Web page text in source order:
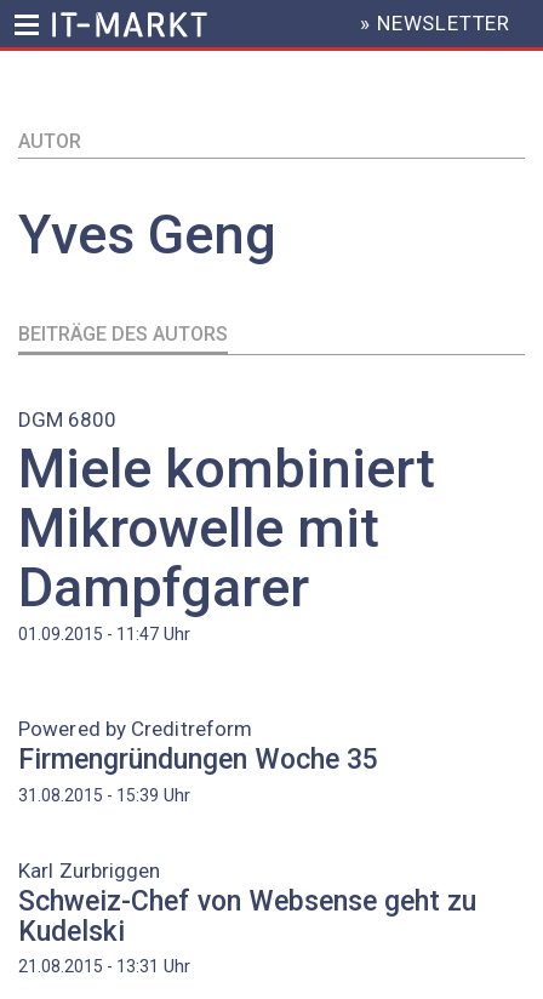
Inhalt
HEADER
MENU
» NEWSLETTER
AUTOR
Yves Geng
BEITRÄGE DES AUTORS
DGM 6800
Miele kombiniert
Mikrowelle mit
Dampfgarer
01.09.2015 - 11:47 Uhr
Powered by Creditreform
Firmengründungen Woche 35
31.08.2015 - 15:39 Uhr
Karl Zurbriggen
Schweiz-Chef von Websense geht zu
Kudelski
21.08.2015 - 13:31 Uhr